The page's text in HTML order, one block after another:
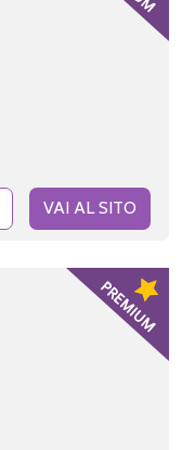
VAI AL SITO